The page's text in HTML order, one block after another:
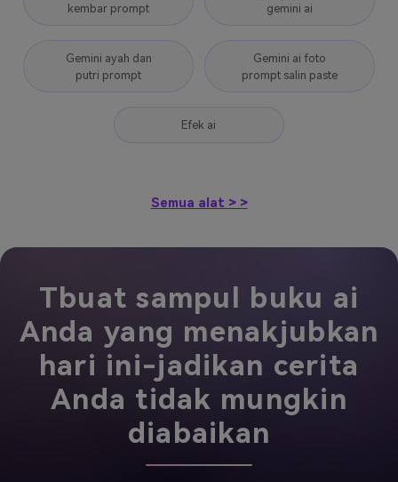
kembar prompt
gemini ai
Gemini ayah dan
putri prompt
Gemini ai foto
prompt salin paste
Efek ai
Semua alat > >
Tbuat sampul buku ai
Anda yang menakjubkan
hari ini-jadikan cerita
Anda tidak mungkin
diabaikan